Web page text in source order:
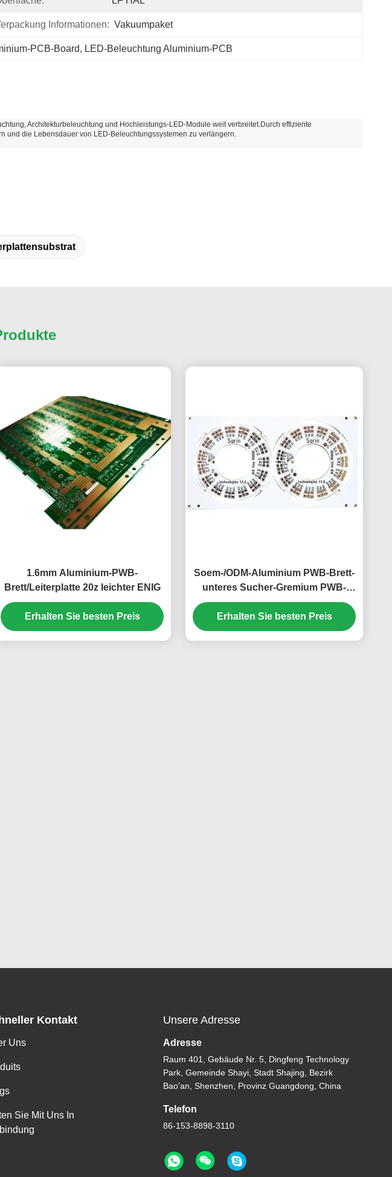
Informationen: Vakuumpaket
PCB-Board, LED-Beleuchtung Aluminium-PCB
Architekturbeleuchtung und Hochleistungs-LED-Module weit verbreitet.Durch effiziente
und die Lebensdauer von LED-Beleuchtungssystemen zu verlängern.
1.6mm Aluminium-PWB-
Brett/Leiterplatte 20z leichter ENIG
Erhalten Sie besten Preis
Soem-/ODM-Aluminium PWB-Brett-
unteres Sucher-Gremium PWB-
Brett 1.6mm
Erhalten Sie besten Preis
Kontakt
Uns
Sie Mit Uns In
Unsere Adresse
Adresse
Raum 401, Gebäude Nr. 5, Dingfeng Technology
Park, Gemeinde Shayi, Stadt Shajing, Bezirk
Bao'an, Shenzhen, Provinz Guangdong, China
Telefon
86-153-8898-3110